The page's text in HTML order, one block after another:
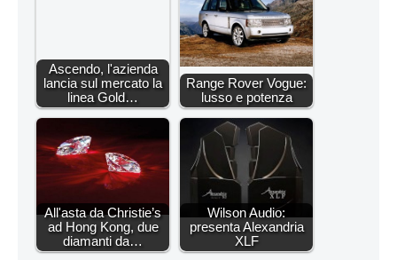
Ascendo, l'azienda
lancia sul mercato la
linea Gold…
Range Rover Vogue:
lusso e potenza
All'asta da Christie’s
ad Hong Kong, due
diamanti da…
Wilson Audio:
presenta Alexandria
XLF